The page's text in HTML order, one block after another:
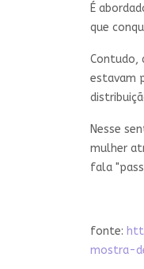
É
que
Contudo,
estavam
Nesse
mulher
fala
fonte:
mostra-